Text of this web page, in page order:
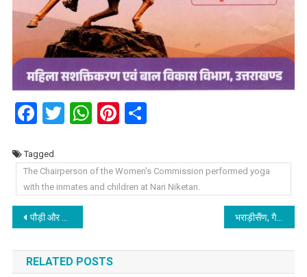
Facebook
Twitter
WhatsApp
Pinterest
Share
Tagged
The Chairperson of the Women's Commission performed yoga
with the inmates and children at Nari Niketan.
Post
navigation
पौड़ी और रुद्रप्रयाग जनपद की नवनियुक्त कार्यकत्रियों और सहायिकाओं को दिए नियुक्ति पत्र। भराड़ीसैंण, गैरसैंण की मिट्टी ने जीता विदेशी मेहमानों का दिल, विदेशी मेहमानों ने सराहा उत्तराखंड की संस्कृति और सौंदर्य।
RELATED POSTS